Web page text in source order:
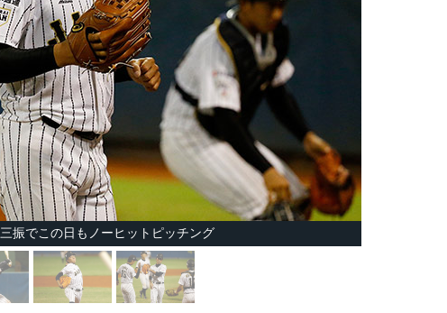
振でこの日もノーヒットピッチング